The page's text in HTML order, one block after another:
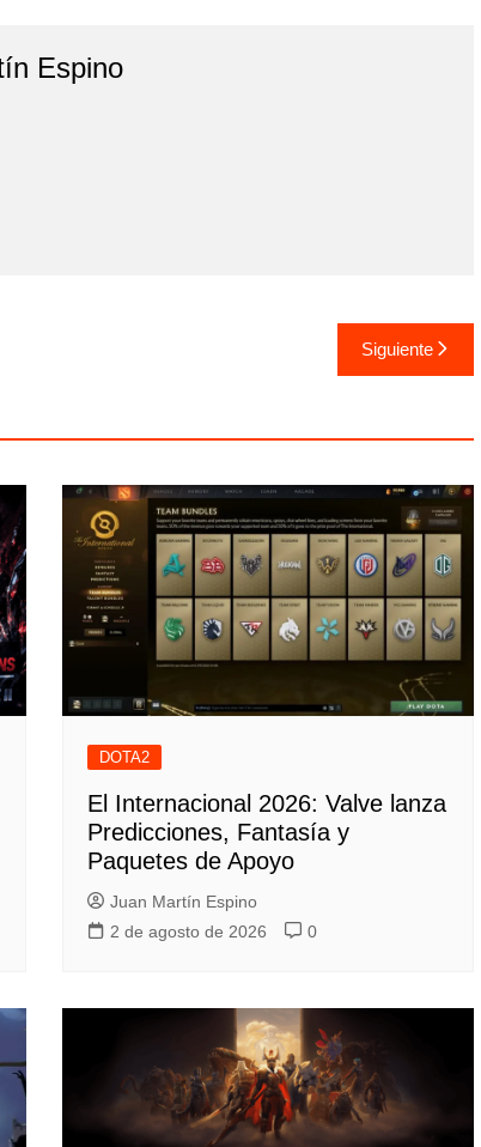
Espino
Siguiente
DOTA2
El Internacional 2026: Valve lanza
Predicciones, Fantasía y
Paquetes de Apoyo
Juan Martín Espino
2 de agosto de 2026
0